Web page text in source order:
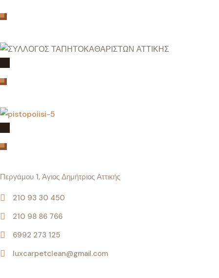
Περγάμου 1, Άγιος Δημήτριος Αττικής
210 93 30 450
210 98 86 766
6992 273 125
luxcarpetclean@gmail.com